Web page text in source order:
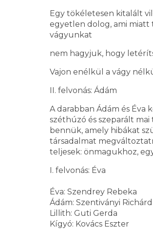
Egy tökéletesen kitalált
egyetlen dolog, ami miatt
vágyunkat
nem hagyjuk, hogy
Vajon enélkül a vágy
II. felvonás: Ádám
A darabban Ádám és Éva
széthúzó és szeparált
bennük, amely hibákat
társadalmat
teljesek: önmagukhoz,
I. felvonás: Éva
Éva: Szendrey Rebeka
Ádám: Szentiványi Richárd
Lillith: Guti Gerda
Kígyó: Kovács Eszter